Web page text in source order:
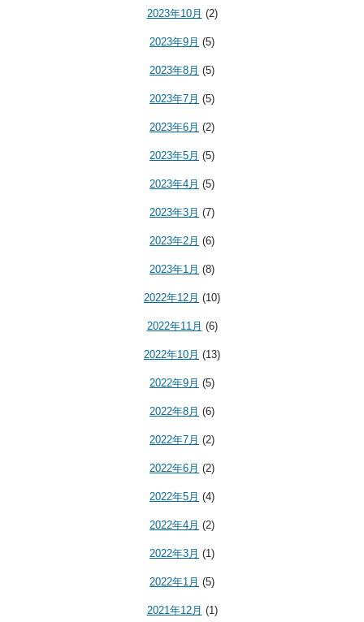
2023年10月 (2)
2023年9月 (5)
2023年8月 (5)
2023年7月 (5)
2023年6月 (2)
2023年5月 (5)
2023年4月 (5)
2023年3月 (7)
2023年2月 (6)
2023年1月 (8)
2022年12月 (10)
2022年11月 (6)
2022年10月 (13)
2022年9月 (5)
2022年8月 (6)
2022年7月 (2)
2022年6月 (2)
2022年5月 (4)
2022年4月 (2)
2022年3月 (1)
2022年1月 (5)
2021年12月 (1)